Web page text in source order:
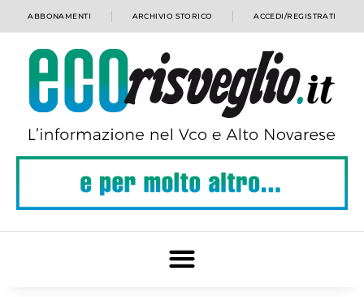
ABBONAMENTI ARCHIVIO STORICO ACCEDI/REGISTRATI